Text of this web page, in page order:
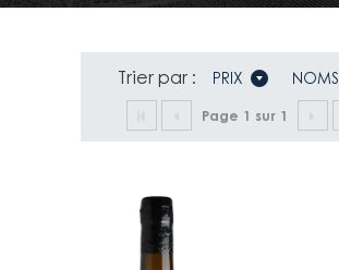
Trier par : PRIX NOMS
Page 1 sur 1